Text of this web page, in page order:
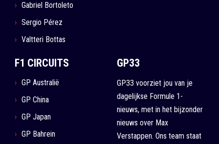
Gabriel Bortoleto
Sergio Pérez
Valtteri Bottas
F1 CIRCUITS
GP Australië
GP China
GP Japan
GP Bahrein
GP33
GP33 voorziet jou van je
dagelijkse Formule 1-
nieuws, met in het bijzonder
nieuws over Max
Verstappen. Ons team staat